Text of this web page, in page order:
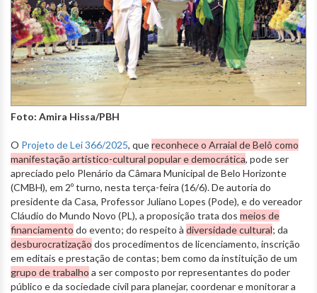
Foto: Amira Hissa/PBH
O Projeto de Lei 366/2025, quereconhece o Arraial de Belô como
manifestação artístico-cultural popular e democrática, pode ser
apreciado pelo Plenário da Câmara Municipal de Belo Horizonte
(CMBH), em 2º turno, nesta terça-feira (16/6). De autoria do
presidente da Casa, Professor Juliano Lopes (Pode), e do vereador
Cláudio do Mundo Novo (PL), a proposição trata dos meios de
financiamento do evento; do respeito à diversidade cultural; da
desburocratização dos procedimentos de licenciamento, inscrição
em editais e prestação de contas; bem como da instituição de um
grupo de trabalho a ser composto por representantes do poder
público e da sociedade civil para planejar, coordenar e monitorar a